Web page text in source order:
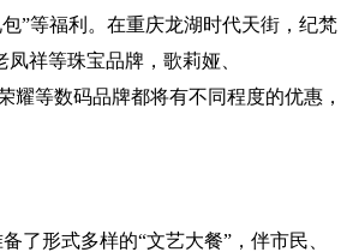
”等福利。在重庆龙湖时代天街，纪梵
祥等珠宝品牌，歌莉娅、
等数码品牌都将有不同程度的优惠，
了形式多样的“文艺大餐”，伴市民、